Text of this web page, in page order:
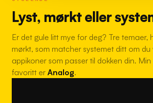
Lyst, mørkt eller
Er det gule litt mye for deg? Tre temaer,
mørkt, som matcher systemet ditt om du
appikoner som passer til dokken din.
favoritt er Analog.